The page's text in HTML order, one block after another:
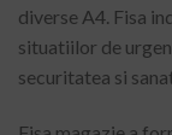
diverse A4. Fisa
situatiilor de
securitatea si